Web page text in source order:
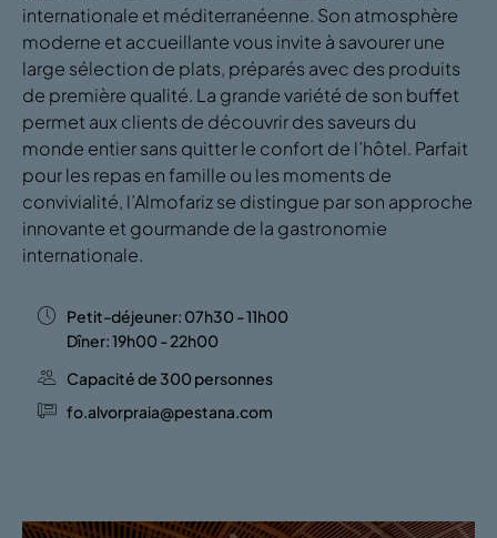
internationale et méditerranéenne. Son atmosphère
moderne et accueillante vous invite à savourer une
large sélection de plats, préparés avec des produits
de première qualité. La grande variété de son buffet
permet aux clients de découvrir des saveurs du
monde entier sans quitter le confort de l’hôtel. Parfait
pour les repas en famille ou les moments de
convivialité, l’Almofariz se distingue par son approche
innovante et gourmande de la gastronomie
internationale.
Petit-déjeuner: 07h30 - 11h00
Dîner: 19h00 - 22h00
Capacité de 300 personnes
fo.alvorpraia@pestana.com